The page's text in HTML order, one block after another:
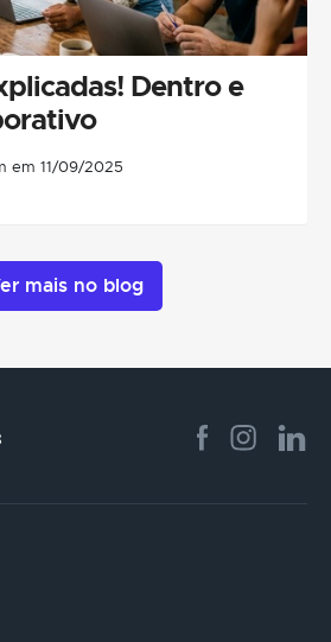
Dentro e
em 11/09/2025
mais no blog